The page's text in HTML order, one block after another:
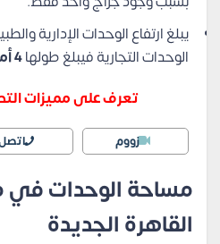
يبلغ ارتفاع الوحدات الإدارية
الوحدات التجارية فيبلغ طولها4 أمتار ونصف
تعرف على مميزات
زووم
مساحة الوحدات
القاهرة الجديدة